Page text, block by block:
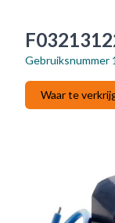
Gebruiksnummer
Waar te